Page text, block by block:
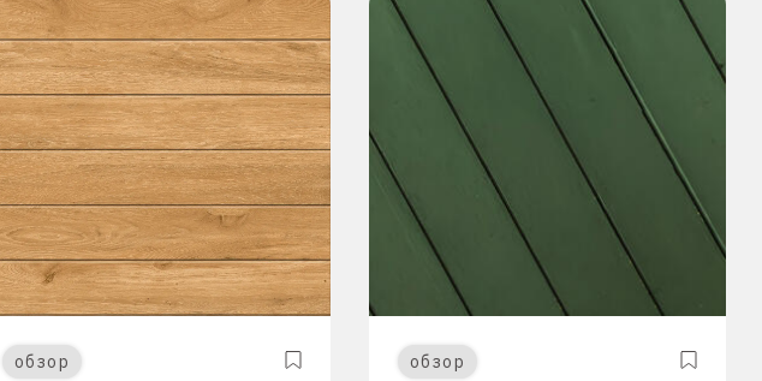
обзор обзор